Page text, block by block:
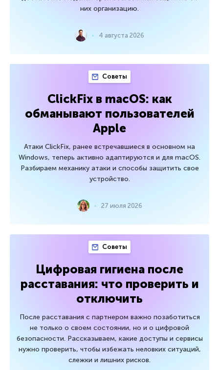
них организацию.
4 августа 2026
Советы
ClickFix в macOS: как
обманывают пользователей
Apple
Атаки ClickFix, ранее встречавшиеся в основном на
Windows, теперь активно адаптируются и для macOS.
Разбираем механику атаки и способы защитить свое
устройство.
27 июля 2026
Советы
Цифровая гигиена после
расставания: что проверить и
отключить
После расставания с партнером важно позаботиться
не только о своем состоянии, но и о цифровой
безопасности. Рассказываем, какие доступы и сервисы
нужно проверить, чтобы избежать неловких ситуаций,
слежки и лишних рисков.